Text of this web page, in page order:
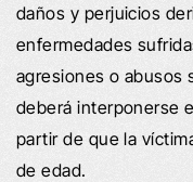
daños y perjuicios
enfermedades
agresiones o abusos
deberá interponerse
partir de que la
de edad.